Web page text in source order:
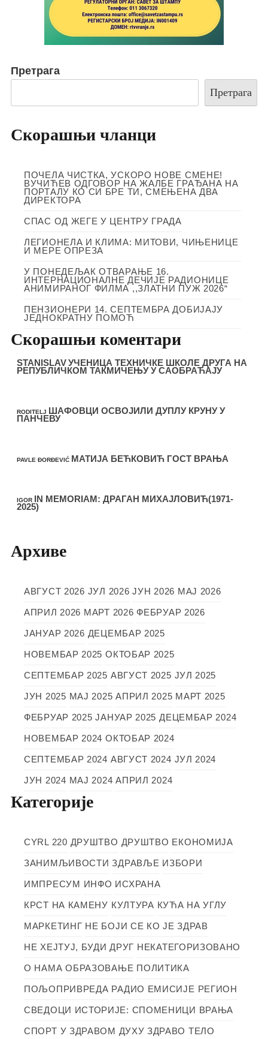
Претрага
Претрага
Скорашњи чланци
ПОЧЕЛА ЧИСТКА, УСКОРО НОВЕ СМЕНЕ!
ВУЧИЋЕВ ОДГОВОР НА ЖАЛБЕ ГРАЂАНА НА
ПОРТАЛУ КО СИ БРЕ ТИ, СМЕЊЕНА ДВА
ДИРЕКТОРА
СПАС ОД ЖЕГЕ У ЦЕНТРУ ГРАДА
ЛЕГИОНЕЛА И КЛИМА: МИТОВИ, ЧИЊЕНИЦЕ
И МЕРЕ ОПРЕЗА
У ПОНЕДЕЉАК ОТВАРАЊЕ 16.
ИНТЕРНАЦИОНАЛНЕ ДЕЧИЈЕ РАДИОНИЦЕ
АНИМИРАНОГ ФИЛМА ,,ЗЛАТНИ ПУЖ 2026“
ПЕНЗИОНЕРИ 14. СЕПТЕМБРА ДОБИЈАЈУ
ЈЕДНОКРАТНУ ПОМОЋ
Скорашњи коментари
STANISLAVУЧЕНИЦА ТЕХНИЧКЕ ШКОЛЕ ДРУГА НА
РЕПУБЛИЧКОМ ТАКМИЧЕЊУ У САОБРАЋАЈУ
RODITELJ ШАФОВЦИ ОСВОЈИЛИ ДУПЛУ КРУНУ У
ПАНЧЕВУ
PAVLE ĐORĐEVIĆ МАТИЈА БЕЋКОВИЋ ГОСТ ВРАЊА
IGOR IN MEMORIAM: ДРАГАН МИХАЈЛОВИЋ(1971-
2025)
Архиве
АВГУСТ 2026 ЈУЛ 2026 ЈУН 2026 МАЈ 2026
АПРИЛ 2026 МАРТ 2026 ФЕБРУАР 2026
ЈАНУАР 2026 ДЕЦЕМБАР 2025
НОВЕМБАР 2025 ОКТОБАР 2025
СЕПТЕМБАР 2025 АВГУСТ 2025 ЈУЛ 2025
ЈУН 2025 МАЈ 2025 АПРИЛ 2025 МАРТ 2025
ФЕБРУАР 2025 ЈАНУАР 2025 ДЕЦЕМБАР 2024
НОВЕМБАР 2024 ОКТОБАР 2024
СЕПТЕМБАР 2024 АВГУСТ 2024 ЈУЛ 2024
ЈУН 2024 МАЈ 2024 АПРИЛ 2024
Категорије
CYRL 220 ДРУШТВО ДРУШТВО ЕКОНОМИЈА
ЗАНИМЉИВОСТИ ЗДРАВЉЕ ИЗБОРИ
ИМПРЕСУМ ИНФО ИСХРАНА
КРСТ НА КАМЕНУ КУЛТУРА КУЋА НА УГЛУ
МАРКЕТИНГ НЕ БОЈИ СЕ КО ЈЕ ЗДРАВ
НЕ ХЕЈТУЈ, БУДИ ДРУГ НЕКАТЕГОРИЗОВАНО
О НАМА ОБРАЗОВАЊЕ ПОЛИТИКА
ПОЉОПРИВРЕДА РАДИО ЕМИСИЈЕ РЕГИОН
СВЕДОЦИ ИСТОРИЈЕ: СПОМЕНИЦИ ВРАЊА
СПОРТ У ЗДРАВОМ ДУХУ ЗДРАВО ТЕЛО